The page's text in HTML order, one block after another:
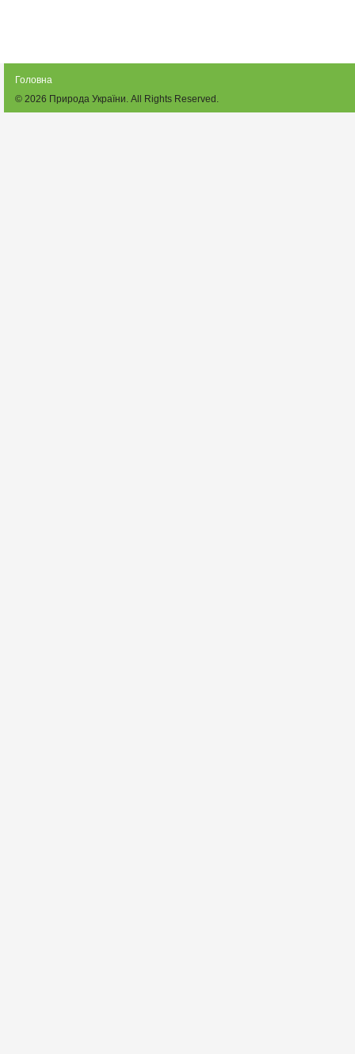
Головна
© 2026 Природа України. All Rights Reserved.